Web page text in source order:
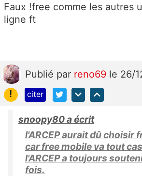
Faux !free comme les autres
ligne ft
Publié par reno69 le 26/
!
citer
snoopy80 a écrit
l'ARCEP aurait dû choisir
car free mobile va tout
l'ARCEP a toujours
fois.